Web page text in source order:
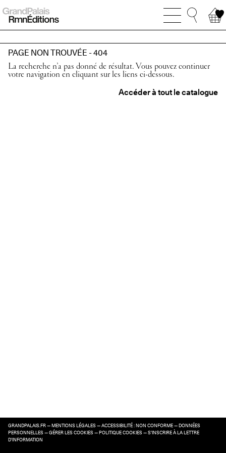
PAGE NON TROUVÉE - 404
La recherche n’a pas donné de résultat. Vous pouvez continuer
votre navigation en cliquant sur les liens ci-dessous.
Accéder à tout le catalogue
GRANDPALAIS.FR — MENTIONS LÉGALES — ACCESSIBILITÉ : NON CONFORME — DONNÉES
PERSONNELLES — GÉRER LES COOKIES — POLITIQUE COOKIES — S’INSCRIRE À LA LETTRE
D’INFORMATION